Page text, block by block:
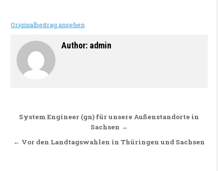
Originalbeitrag ansehen
Author: admin
Beitragsnavigation
System Engineer (gn) für unsere Außenstandorte in
Sachsen →
← Vor den Landtagswahlen in Thüringen und Sachsen